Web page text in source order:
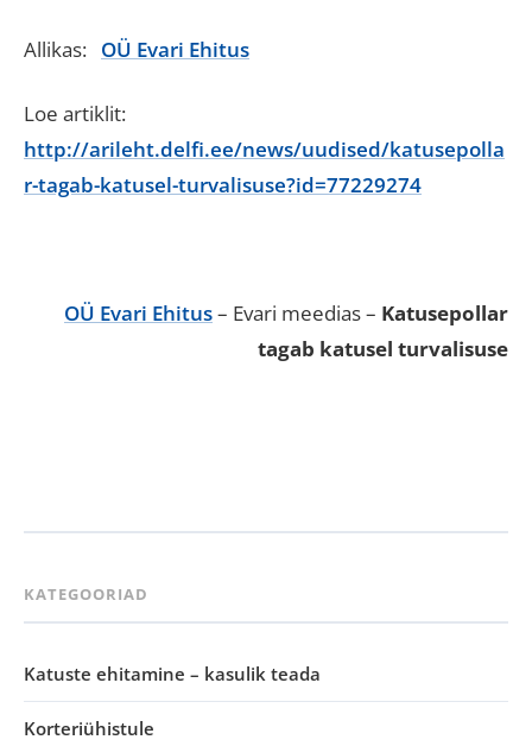
Allikas: OÜ Evari Ehitus
Loe artiklit:
http://arileht.delfi.ee/news/uudised/katusepolla
r-tagab-katusel-turvalisuse?id=77229274
OÜ Evari Ehitus– Evari meedias – Katusepollar
tagab katusel turvalisuse
KATEGOORIAD
Katuste ehitamine – kasulik teada
Korteriühistule